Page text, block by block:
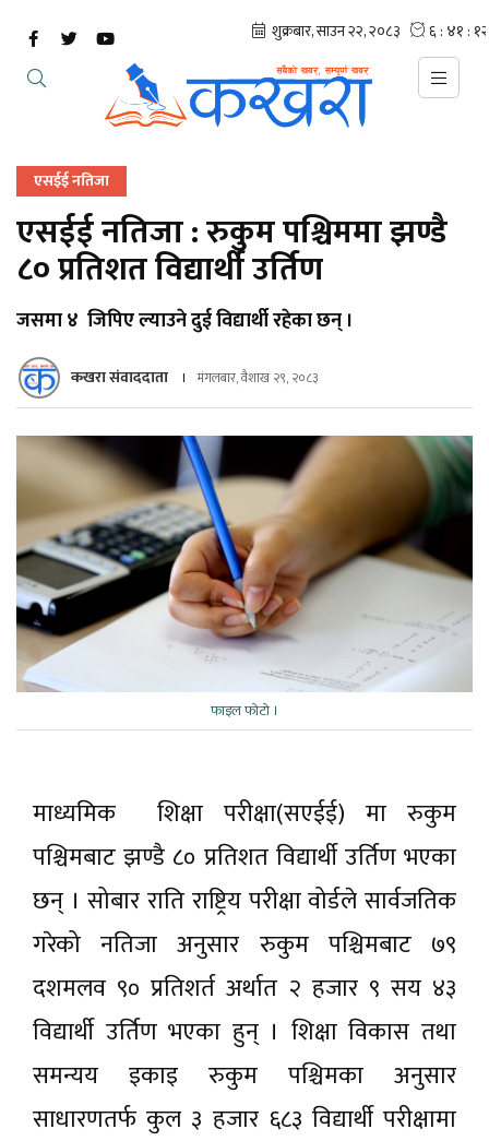
एसईई नतिजा
एसईई नतिजा : रुकुम पश्चिममा झण्डै
८० प्रतिशत विद्यार्थी उर्तिण
जसमा ४ जिपिए ल्याउने दुई विद्यार्थी रहेका छन् ।
कखरा संवाददाता मंगलबार, वैशाख २९, २०८३
फाइल फाेटाे ।
माध्यमिक शिक्षा परीक्षा(सएईई) मा रुकुम
पश्चिमबाट झण्डै ८० प्रतिशत विद्यार्थी उर्तिण भएका
छन् । सोबार राति राष्ट्रिय परीक्षा वोर्डले सार्वजतिक
गरेको नतिजा अनुसार रुकुम पश्चिमबाट ७९
दशमलव ९० प्रतिशर्त अर्थात २ हजार ९ सय ४३
विद्यार्थी उर्तिण भएका हुन् । शिक्षा विकास तथा
समन्यय इकाइ रुकुम पश्चिमका अनुसार
साधारणतर्फ कुल ३ हजार ६८३ विद्यार्थी परीक्षामा